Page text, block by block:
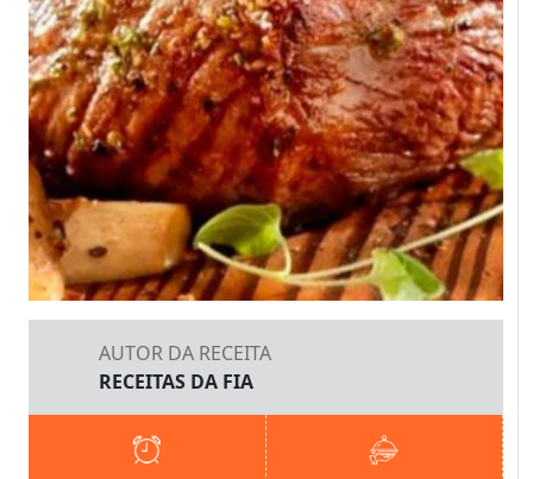
AUTOR DA RECEITA
RECEITAS DA FIA